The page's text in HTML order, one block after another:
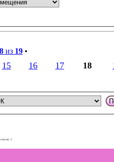
из 19 •
15 16 17 18
гости: 1